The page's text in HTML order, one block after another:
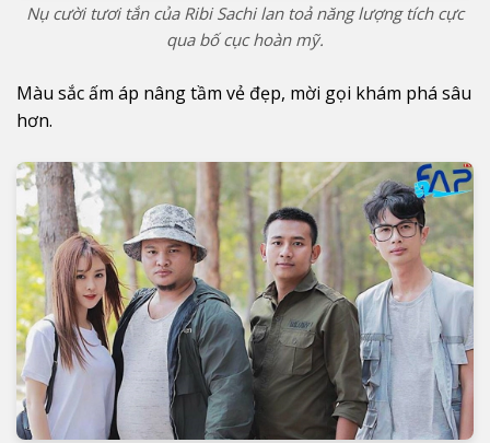
Nụ cười tươi tắn của Ribi Sachi lan toả năng lượng tích cực
qua bố cục hoàn mỹ.
Màu sắc ấm áp nâng tầm vẻ đẹp, mời gọi khám phá sâu
hơn.